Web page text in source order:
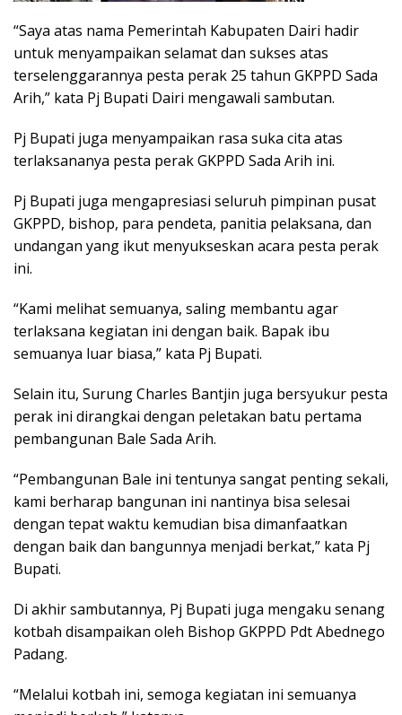
“Saya atas nama Pemerintah Kabupaten Dairi hadir
untuk menyampaikan selamat dan sukses atas
terselenggarannya pesta perak 25 tahun GKPPD Sada
Arih,” kata Pj Bupati Dairi mengawali sambutan.
Pj Bupati juga menyampaikan rasa suka cita atas
terlaksananya pesta perak GKPPD Sada Arih ini.
Pj Bupati juga mengapresiasi seluruh pimpinan pusat
GKPPD, bishop, para pendeta, panitia pelaksana, dan
undangan yang ikut menyukseskan acara pesta perak
ini.
“Kami melihat semuanya, saling membantu agar
terlaksana kegiatan ini dengan baik. Bapak ibu
semuanya luar biasa,” kata Pj Bupati.
Selain itu, Surung Charles Bantjin juga bersyukur pesta
perak ini dirangkai dengan peletakan batu pertama
pembangunan Bale Sada Arih.
“Pembangunan Bale ini tentunya sangat penting sekali,
kami berharap bangunan ini nantinya bisa selesai
dengan tepat waktu kemudian bisa dimanfaatkan
dengan baik dan bangunnya menjadi berkat,” kata Pj
Bupati.
Di akhir sambutannya, Pj Bupati juga mengaku senang
kotbah disampaikan oleh Bishop GKPPD Pdt Abednego
Padang.
“Melalui kotbah ini, semoga kegiatan ini semuanya